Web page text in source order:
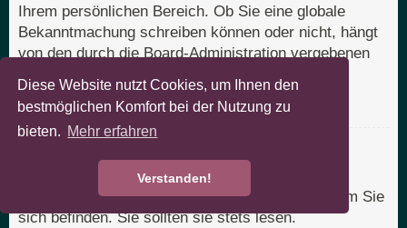
Diese Website nutzt Cookies, um Ihnen den
bestmöglichen Komfort bei der Nutzung zu
bieten. Mehr erfahren
Verstanden!
Ihrem persönlichen Bereich. Ob Sie eine globale
Bekanntmachung schreiben können oder nicht, hängt
von den durch die Board-Administration vergebenen
Nach oben
Bekanntmachungen beinhalten meist wichtige
Informationen zu dem Bereich des Boards, in dem Sie
sich befinden. Sie sollten sie stets lesen.